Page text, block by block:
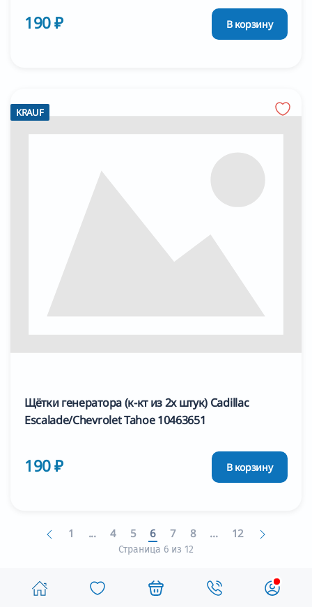
190 ₽ В корзину
KRAUF
Щётки генератора (к-кт из 2х штук) Cadillac
Escalade/Chevrolet Tahoe 10463651
190 ₽ В корзину
1 ... 4 5 6 7 8 ... 12
Страница 6 из 12